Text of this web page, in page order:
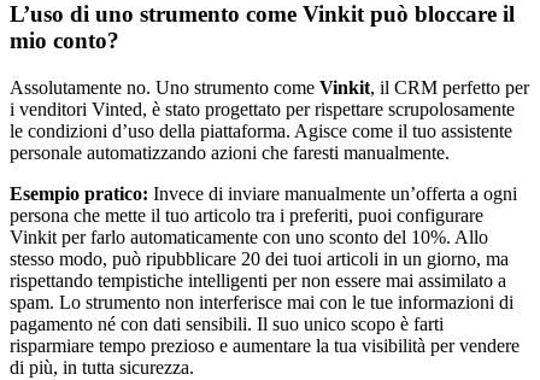
L’uso di uno strumento come Vinkit può bloccare il
mio conto?
Assolutamente no. Uno strumento come Vinkit, il CRM perfetto per
i venditori Vinted, è stato progettato per rispettare scrupolosamente
le condizioni d’uso della piattaforma. Agisce come il tuo assistente
personale automatizzando azioni che faresti manualmente.
Esempio pratico: Invece di inviare manualmente un’offerta a ogni
persona che mette il tuo articolo tra i preferiti, puoi configurare
Vinkit per farlo automaticamente con uno sconto del 10%. Allo
stesso modo, può ripubblicare 20 dei tuoi articoli in un giorno, ma
rispettando tempistiche intelligenti per non essere mai assimilato a
spam. Lo strumento non interferisce mai con le tue informazioni di
pagamento né con dati sensibili. Il suo unico scopo è farti
risparmiare tempo prezioso e aumentare la tua visibilità per vendere
di più, in tutta sicurezza.